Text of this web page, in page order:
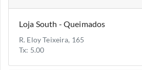
Loja South - Queimados
R. Eloy Teixeira, 165
Tx: 5.00